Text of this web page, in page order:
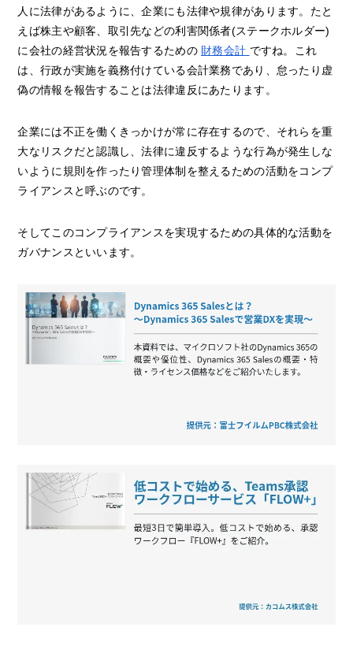
人に法律があるように、企業にも法律や規律があります。たと
えば株主や顧客、取引先などの利害関係者(ステークホルダー)
に会社の経営状況を報告するための 財務会計 ですね。これ
は、行政が実施を義務付けている会計業務であり、怠ったり虚
偽の情報を報告することは法律違反にあたります。
企業には不正を働くきっかけが常に存在するので、それらを重
大なリスクだと認識し、法律に違反するような行為が発生しな
いように規則を作ったり管理体制を整えるための活動をコンプ
ライアンスと呼ぶのです。
そしてこのコンプライアンスを実現するための具体的な活動を
ガバナンスといいます。